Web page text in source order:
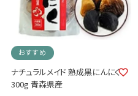
おすすめ
ナチュラルメイド 熟成黒にんにく
300g 青森県産